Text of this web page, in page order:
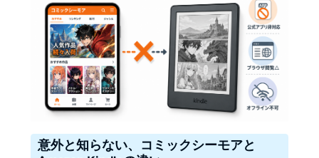
意外と知らない、コミックシーモアと